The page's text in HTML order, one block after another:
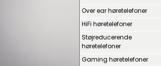
Over ear høretelefoner
HiFi høretelefoner
Støjreducerende
høretelefoner
Gaming høretelefoner